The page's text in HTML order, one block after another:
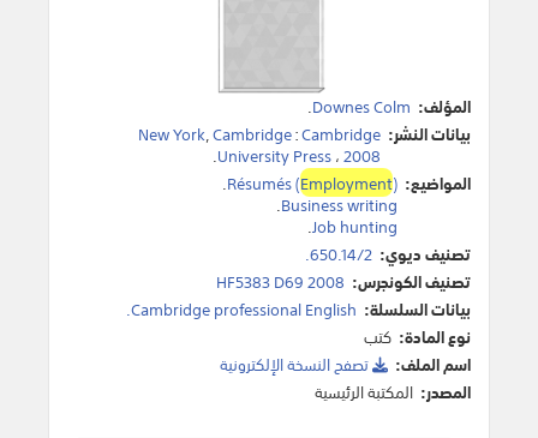
المؤلف: Downes Colm
.
بيانات النشر:
New York,Cambridge:Cambridge
University Press،2008
.
المواضيع:
Résumés (Employment)
.
Business writing
.
Job hunting
.
تصنيف ديوي: 650.14/2.
تصنيف الكونجرس: HF5383 D69 2008
بيانات السلسلة: Cambridge professional English.
نوع المادة: كتب
اسم الملف:
تصفح النسخة اﻹلكترونية
المصدر: المكتبة الرئيسية